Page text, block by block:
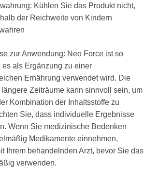
Kühlen Sie das Produkt nicht,
der Reichweite von Kindern
zur Anwendung: Neo Force ist so
es als Ergänzung zu einer
Ernährung verwendet wird. Die
Zeiträume kann sinnvoll sein, um
Kombination der Inhaltsstoffe zu
Sie, dass individuelle Ergebnisse
Wenn Sie medizinische Bedenken
Medikamente einnehmen,
Ihrem behandelnden Arzt, bevor Sie das
verwenden.